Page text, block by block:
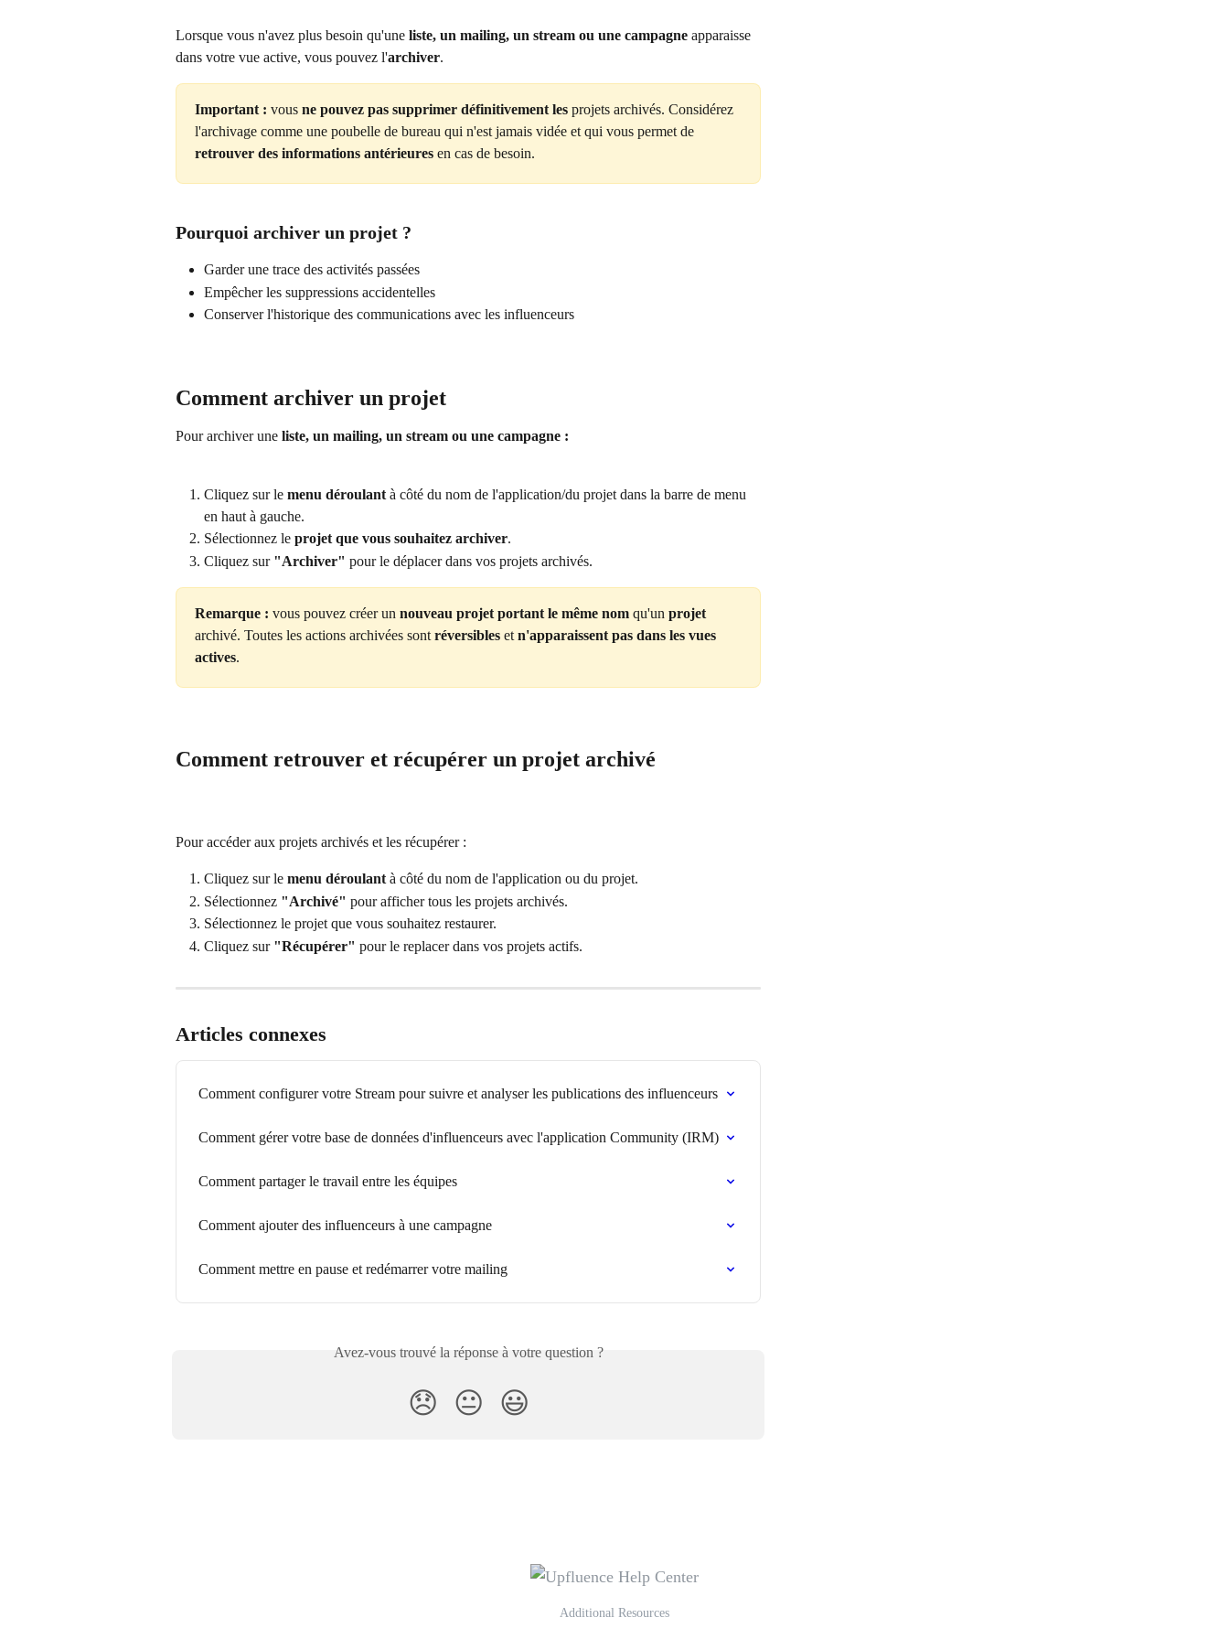
Lorsque vous n'avez plus besoin qu'une liste, un mailing, un stream ou une campagne apparaisse
dans votre vue active, vous pouvez l'archiver.
Important : vous ne pouvez pas supprimer définitivement les projets archivés. Considérez
l'archivage comme une poubelle de bureau qui n'est jamais vidée et qui vous permet de
retrouver des informations antérieures en cas de besoin.
Pourquoi archiver un projet ?
Garder une trace des activités passées
Empêcher les suppressions accidentelles
Conserver l'historique des communications avec les influenceurs
Comment archiver un projet
Pour archiver une liste, un mailing, un stream ou une campagne :
Cliquez sur le menu déroulant à côté du nom de l'application/du projet dans la barre de menu
en haut à gauche.
Sélectionnez le projet que vous souhaitez archiver.
Cliquez sur "Archiver" pour le déplacer dans vos projets archivés.
Remarque : vous pouvez créer un nouveau projet portant le même nom qu'un projet
archivé. Toutes les actions archivées sont réversibles et n'apparaissent pas dans les vues
actives.
Comment retrouver et récupérer un projet archivé
Pour accéder aux projets archivés et les récupérer :
Cliquez sur le menu déroulant à côté du nom de l'application ou du projet.
Sélectionnez "Archivé" pour afficher tous les projets archivés.
Sélectionnez le projet que vous souhaitez restaurer.
Cliquez sur "Récupérer" pour le replacer dans vos projets actifs.
Articles connexes
Comment configurer votre Stream pour suivre et analyser les publications des influenceurs
Comment gérer votre base de données d'influenceurs avec l'application Community (IRM)
Comment partager le travail entre les équipes
Comment ajouter des influenceurs à une campagne
Comment mettre en pause et redémarrer votre mailing
Avez-vous trouvé la réponse à votre question ?
😞 😐 😃
Additional Resources